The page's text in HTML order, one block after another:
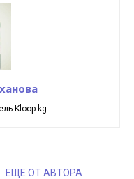
Kloop.kg.
ЕЩЕ ОТ АВТОРА